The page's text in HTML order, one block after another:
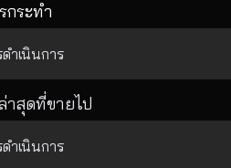
กระทำ
ำเนินการ
าสุดที่ขายไป
ำเนินการ